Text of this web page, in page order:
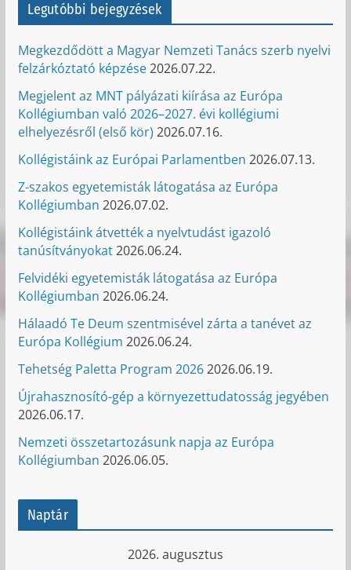
Legutóbbi bejegyzések
Megkezdődött a Magyar Nemzeti Tanács szerb nyelvi
felzárkóztató képzése2026.07.22.
Megjelent az MNT pályázati kiírása az Európa
Kollégiumban való 2026–2027. évi kollégiumi
elhelyezésről (első kör) 2026.07.16.
Kollégistáink az Európai Parlamentben 2026.07.13.
Z-szakos egyetemisták látogatása az Európa
Kollégiumban 2026.07.02.
Kollégistáink átvették a nyelvtudást igazoló
tanúsítványokat2026.06.24.
Felvidéki egyetemisták látogatása az Európa
Kollégiumban 2026.06.24.
Hálaadó Te Deum szentmisével zárta a tanévet az
Európa Kollégium 2026.06.24.
Tehetség Paletta Program 20262026.06.19.
Újrahasznosító-gép a környezettudatosság jegyében
2026.06.17.
Nemzeti összetartozásunk napja az Európa
Kollégiumban 2026.06.05.
Naptár
2026. augusztus